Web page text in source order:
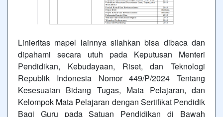
Linieritas mapel lainnya silahkan bisa dibaca dan
dipahami secara utuh pada Keputusan Menteri
Pendidikan, Kebudayaan, Riset, dan Teknologi
Republik Indonesia Nomor 449/P/2024 Tentang
Kesesuaian Bidang Tugas, Mata Pelajaran, dan
Kelompok Mata Pelajaran dengan Sertifikat Pendidik
Bagi Guru pada Satuan Pendidikan di Bawah